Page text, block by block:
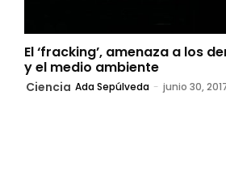
El ‘fracking’, amenaza a los
y el medio ambiente
Ciencia Ada Sepúlveda - junio 30,